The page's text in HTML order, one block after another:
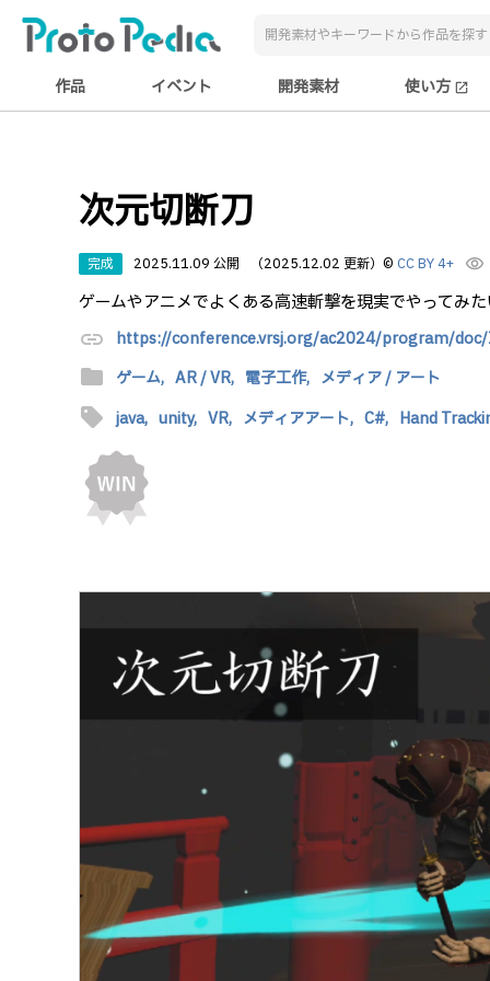
作品 イベント 開発素材 使い方 open_in_new
次元切断刀
完成 2025.11.09 公開 （2025.12.02 更新） © CC BY 4+ visibility
ゲームやアニメでよくある高速斬撃を現実でやってみ
link https://conference.vrsj.org/ac2024/program/
folder ゲーム, AR / VR, 電子工作, メディア / アート
sell java, unity, VR, メディアアート, C#, Hand